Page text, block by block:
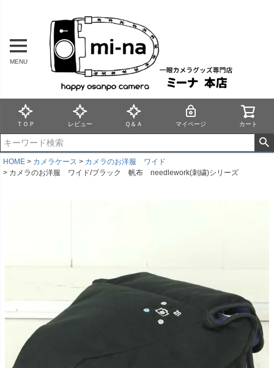
MENU
ＴＯＰ レビュー Ｑ＆Ａ マイページ カート
HOME カメラケース
カメラのお洋服 ワイド
カメラのお洋服 ワイド/ブラック 帆布 needlework(刺繍)シリーズ